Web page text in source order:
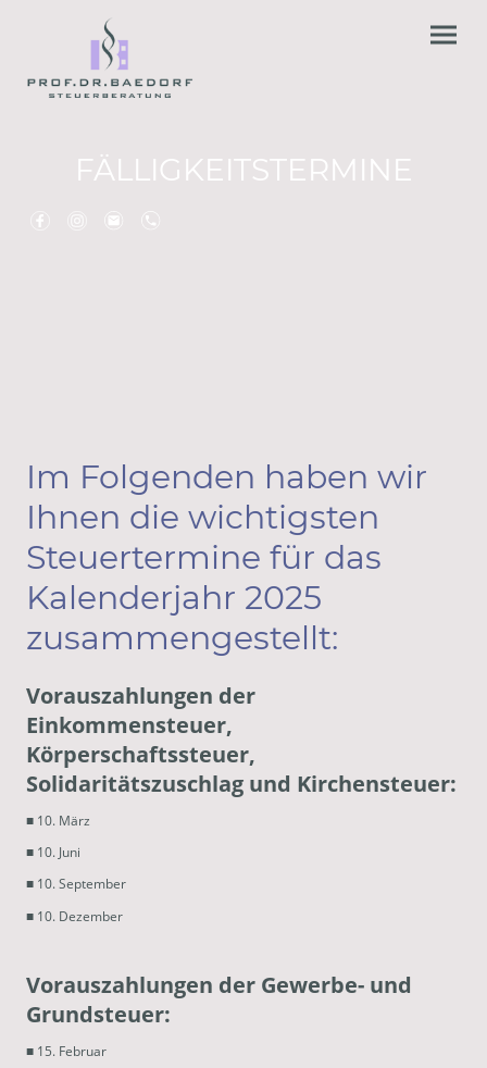
FÄLLIGKEITSTERMINE
Im Folgenden haben wir
Ihnen die wichtigsten
Steuertermine für das
Kalenderjahr 2025
zusammengestellt:
Vorauszahlungen der
Einkommensteuer,
Körperschaftssteuer,
Solidaritätszuschlag und Kirchensteuer:
■ 10. März
■ 10. Juni
■ 10. September
■ 10. Dezember
Vorauszahlungen der Gewerbe- und
Grundsteuer:
■ 15. Februar